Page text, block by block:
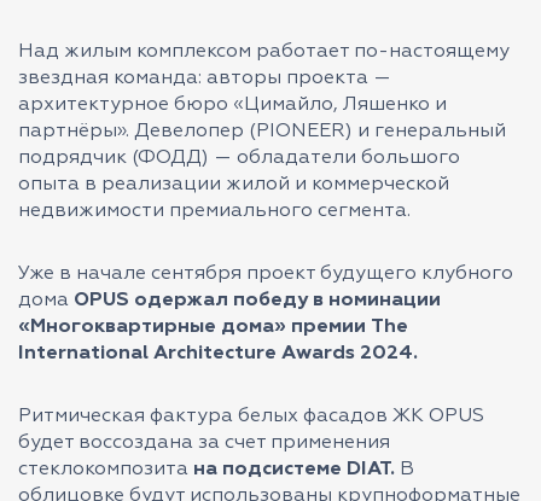
Над жилым комплексом работает по-настоящему
звездная команда: авторы проекта —
архитектурное бюро «Цимайло, Ляшенко и
партнёры». Девелопер (PIONEER) и генеральный
подрядчик (ФОДД) — обладатели большого
опыта в реализации жилой и коммерческой
недвижимости премиального сегмента.
Уже в начале сентября проект будущего клубного
дома OPUS одержал победу в номинации
«Многоквартирные дома» премии The
International Architecture Awards 2024.
Ритмическая фактура белых фасадов ЖК OPUS
будет воссоздана за счет применения
стеклокомпозита на подсистеме DIAT. В
облицовке будут использованы крупноформатные